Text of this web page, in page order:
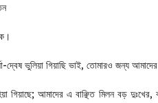
ভুলিয়া গিয়াছি ভাই, তোমারও জন্য
আমাদের এ বাঞ্ছিত মিলন বড় দুঃখের,